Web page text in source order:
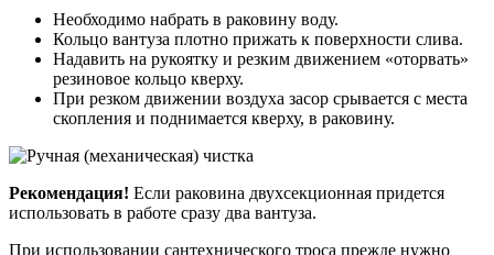
Необходимо набрать в раковину воду.
Кольцо вантуза плотно прижать к поверхности слива.
Надавить на рукоятку и резким движением «оторвать»
резиновое кольцо кверху.
При резком движении воздуха засор срывается с места
скопления и поднимается кверху, в раковину.
Рекомендация! Если раковина двухсекционная придется
использовать в работе сразу два вантуза.
При использовании сантехнического троса прежде нужно